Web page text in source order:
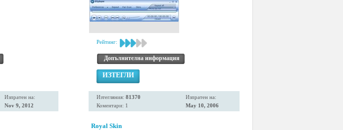
Изпратен на:
Nov 9, 2012
Рейтинг:
Допълнителна информация
ИЗТЕГЛИ
Изтегляния: 81370
Коментари: 1
Изпратен на:
May 10, 2006
Royal Skin